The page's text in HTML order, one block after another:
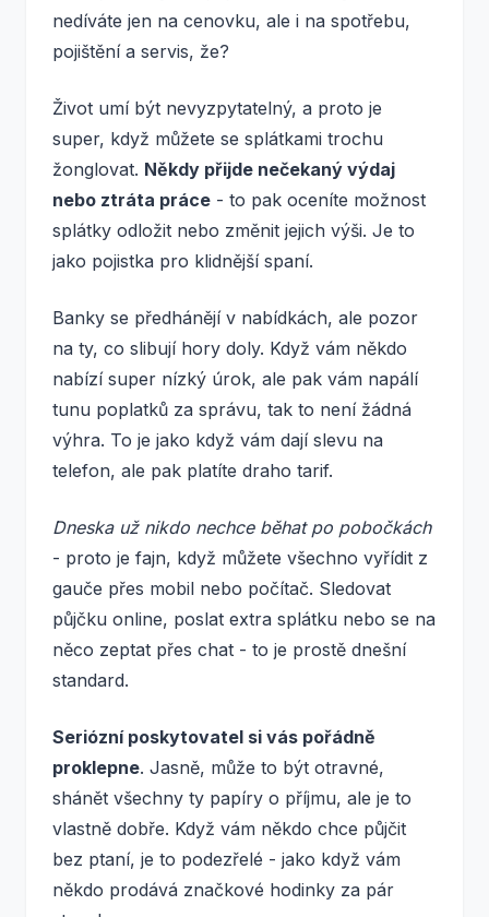
nedíváte jen na cenovku, ale i na spotřebu,
pojištění a servis, že?
Život umí být nevyzpytatelný, a proto je
super, když můžete se splátkami trochu
žonglovat. Někdy přijde nečekaný výdaj
nebo ztráta práce - to pak oceníte možnost
splátky odložit nebo změnit jejich výši. Je to
jako pojistka pro klidnější spaní.
Banky se předhánějí v nabídkách, ale pozor
na ty, co slibují hory doly. Když vám někdo
nabízí super nízký úrok, ale pak vám napálí
tunu poplatků za správu, tak to není žádná
výhra. To je jako když vám dají slevu na
telefon, ale pak platíte draho tarif.
Dneska už nikdo nechce běhat po pobočkách
- proto je fajn, když můžete všechno vyřídit z
gauče přes mobil nebo počítač. Sledovat
půjčku online, poslat extra splátku nebo se na
něco zeptat přes chat - to je prostě dnešní
standard.
Seriózní poskytovatel si vás pořádně
proklepne. Jasně, může to být otravné,
shánět všechny ty papíry o příjmu, ale je to
vlastně dobře. Když vám někdo chce půjčit
bez ptaní, je to podezřelé - jako když vám
někdo prodává značkové hodinky za pár